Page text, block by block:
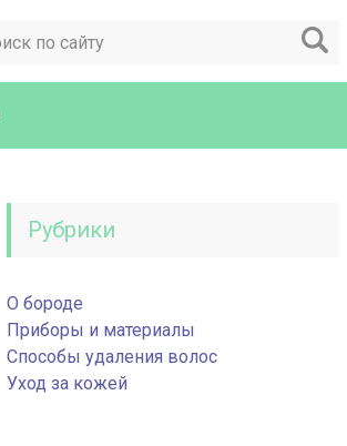
Рубрики
О бороде
Приборы и материалы
Способы удаления волос
Уход за кожей